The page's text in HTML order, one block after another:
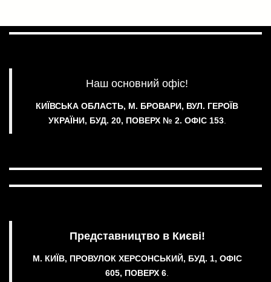
Наш основний офіс!
КИЇВСЬКА ОБЛАСТЬ, М. БРОВАРИ, ВУЛ. ГЕРОЇВ
УКРАЇНИ, БУД. 20, ПОВЕРХ № 2. ОФІС 153.
Представництво в Києві!
М. КИЇВ, ПРОВУЛОК ХЕРСОНСЬКИЙ, БУД. 1, ОФІС
605, ПОВЕРХ 6.